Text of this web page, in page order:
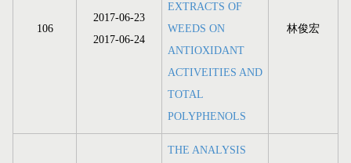
106
2017-06-23
2017-06-24
EXTRACTS OF
WEEDS ON
ANTIOXIDANT
ACTIVEITIES AND
TOTAL
POLYPHENOLS
林俊宏
THE ANALYSIS